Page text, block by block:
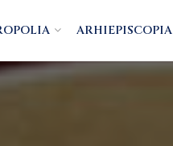
ARHIEPISCOPIA